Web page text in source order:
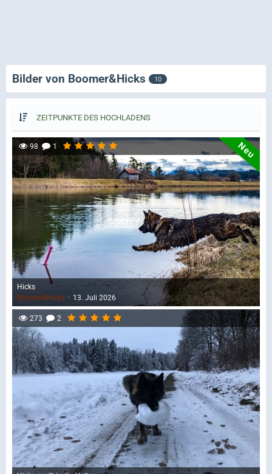
Bilder von Boomer&Hicks 10
ZEITPUNKTE DES HOCHLADENS
98 1 Neu
Hicks
Boomer&Hicks
13. Juli 2026
273 2